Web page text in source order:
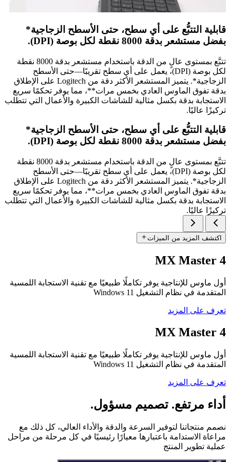
قابلية التتبُّع على أي سطح، حتى الأسطح الزجاجية*
بفضل مستشعر بدقة 8000 نقطة لكل بوصة (‎DPI‏).
تتبَّع بمستوى عالٍ من الدقة باستخدام مستشعر بدقة 8000 نقطة
لكل بوصة (‎DPI‏)، يعمل على أي سطح تقريبًا—حتى الأسطح
الزجاجية*. يتميز المستشعر الأكثر دقة من Logitech على الإطلاق
بدقة تفوق الماوس العادي بخمس مرات**، مما يوفر تحكمًا سريع
الاستجابة بدقة بكسل مثالية للشاشات الكبيرة والأعمال التي تتطلب
تركيزًا عاليًا.
قابلية التتبُّع على أي سطح، حتى الأسطح الزجاجية*
بفضل مستشعر بدقة 8000 نقطة لكل بوصة (‎DPI‏).
تتبَّع بمستوى عالٍ من الدقة باستخدام مستشعر بدقة 8000 نقطة
لكل بوصة (‎DPI‏)، يعمل على أي سطح تقريبًا—حتى الأسطح
الزجاجية*. يتميز المستشعر الأكثر دقة من Logitech على الإطلاق
بدقة تفوق الماوس العادي بخمس مرات**، مما يوفر تحكمًا سريع
الاستجابة بدقة بكسل مثالية للشاشات الكبيرة والأعمال التي تتطلب
تركيزًا عاليًا.
اكتشف المزيد من الميزات
MX Master 4
أول ماوس للإنتاجية يوفر تكاملًا طبيعيًا مع تقنية الاستجابة اللمسية
المتقدمة في نظام التشغيل ‎Windows 11‏
تعرف على المزيد
MX Master 4
أول ماوس للإنتاجية يوفر تكاملًا طبيعيًا مع تقنية الاستجابة اللمسية
المتقدمة في نظام التشغيل ‎Windows 11‏
تعرف على المزيد
أداء مرتفع. تصميم مسؤول.
نصمم منتجاتنا لتوفير السرعة والدقة والأداء العالي، كل ذلك مع
مراعاة الاستدامة باعتبارها معيارًا رئيسيًا في كل مرحلة من مراحل
عملية تطوير المنتج